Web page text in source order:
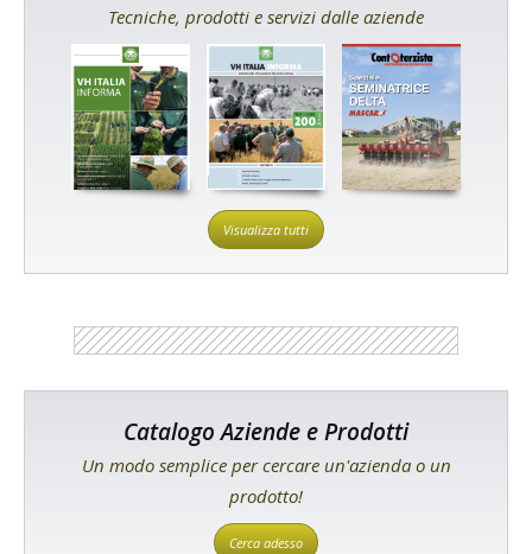
Tecniche, prodotti e servizi dalle aziende
Visualizza tutti
Catalogo Aziende e Prodotti
Un modo semplice per cercare un'azienda o un
prodotto!
Cerca adesso